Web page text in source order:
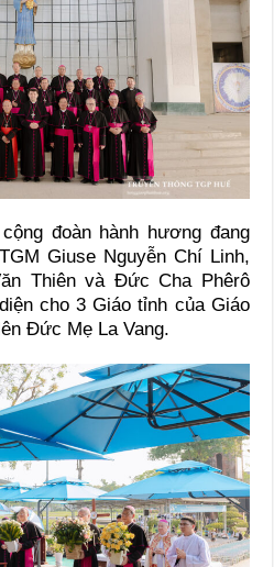
đoàn hành hương đang
Giuse Nguyễn Chí Linh,
Thiên và Đức Cha Phêrô
cho 3 Giáo tỉnh của Giáo
Đức Mẹ La Vang.